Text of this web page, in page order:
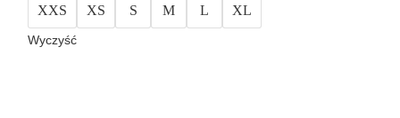
XXS XS S M L XL
Wyczyść